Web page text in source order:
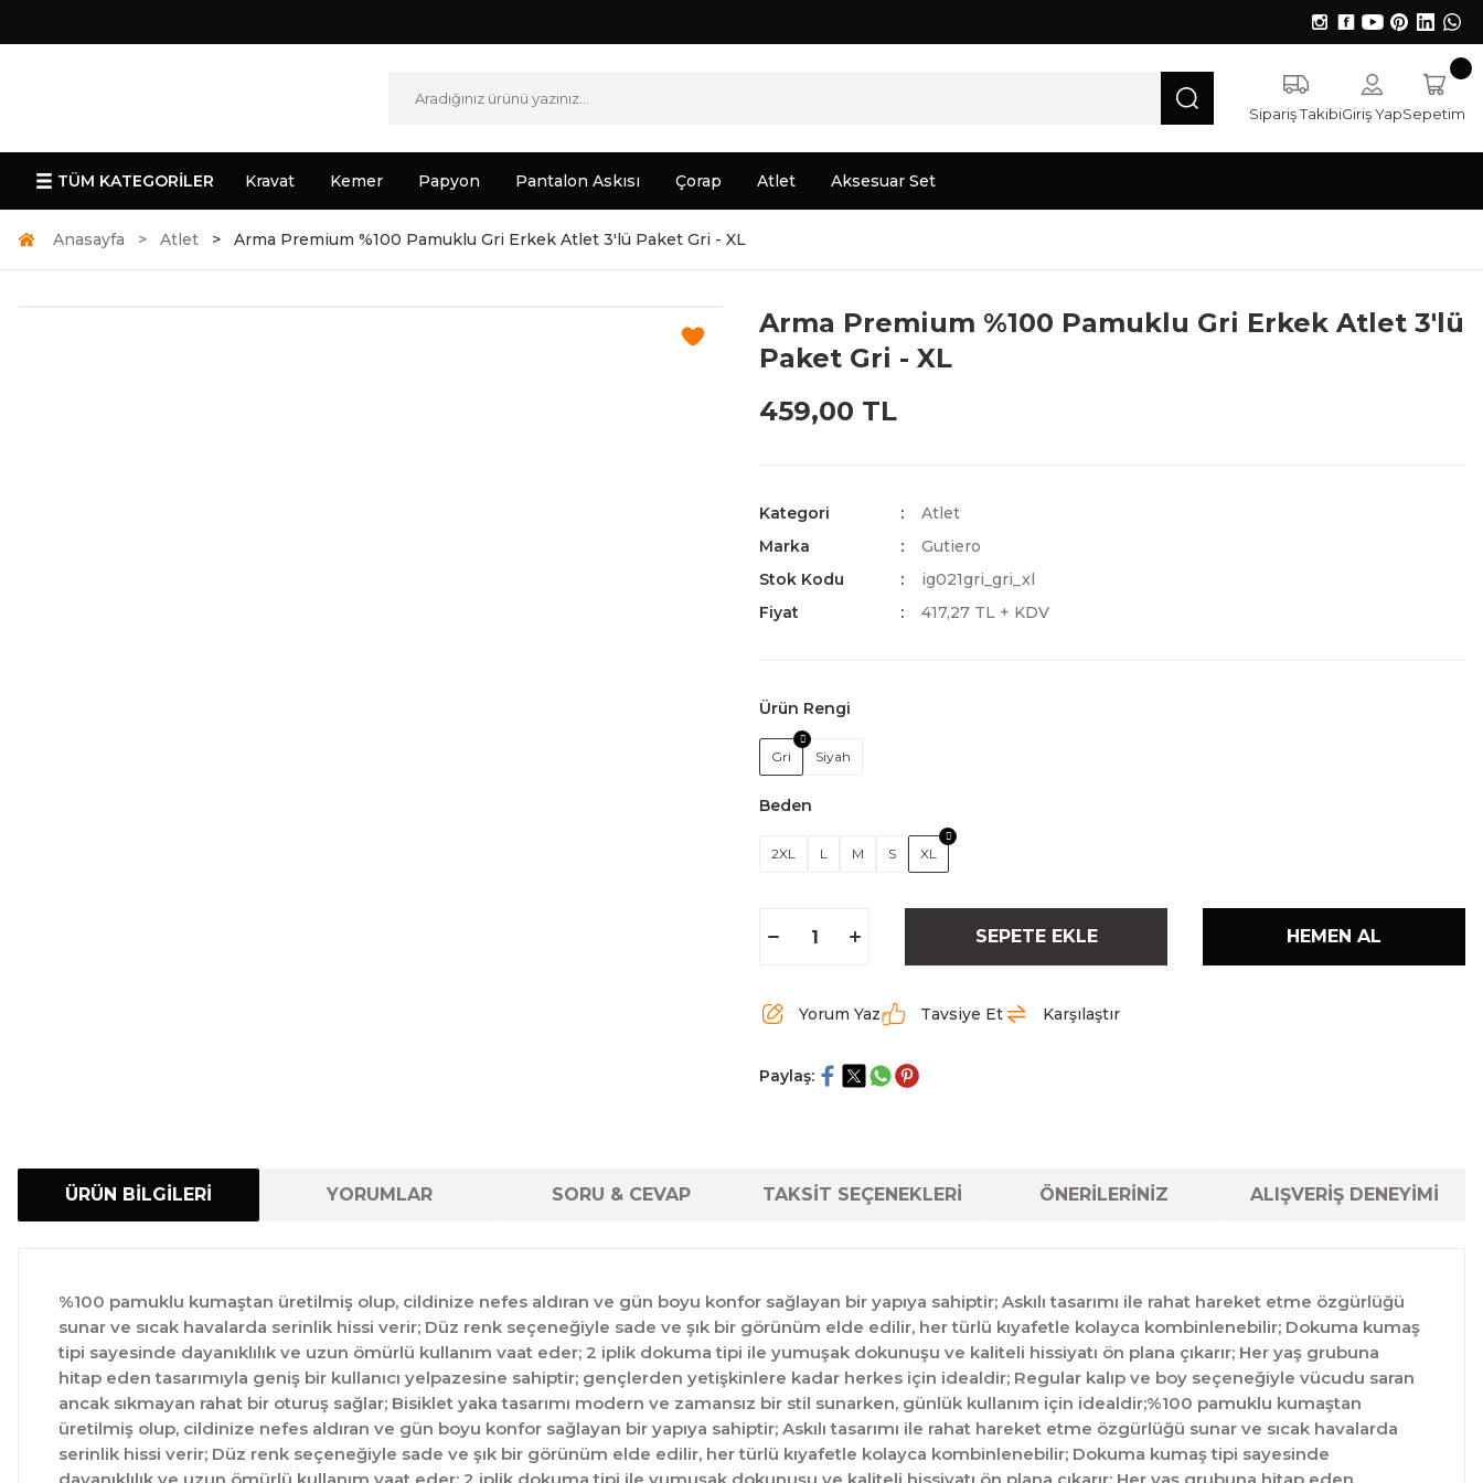
Sipariş TakibiGiriş YapSepetim
TÜM KATEGORİLER Kravat Kemer Papyon Pantalon Askısı Çorap Atlet Aksesuar Set
Anasayfa Atlet Arma Premium %100 Pamuklu Gri Erkek Atlet 3'lü Paket Gri - XL
Arma Premium %100 Pamuklu Gri Erkek Atlet 3'lü
Paket Gri - XL
459,00 TL
Kategori
Atlet
Marka
Gutiero
Stok Kodu
ig021gri_gri_xl
Fiyat
417,27 TL + KDV
Ürün Rengi
Gri Siyah
Beden
2XL L M S XL
SEPETE EKLE HEMEN AL
Yorum Yaz Tavsiye Et Karşılaştır
Paylaş:
ÜRÜN BİLGİLERİ YORUMLAR SORU & CEVAP TAKSİT SEÇENEKLERİ ÖNERİLERİNİZ ALIŞVERİŞ DENEYİMİ
%100 pamuklu kumaştan üretilmiş olup, cildinize nefes aldıran ve gün boyu konfor sağlayan bir yapıya sahiptir; Askılı tasarımı ile rahat hareket etme özgürlüğü
sunar ve sıcak havalarda serinlik hissi verir; Düz renk seçeneğiyle sade ve şık bir görünüm elde edilir, her türlü kıyafetle kolayca kombinlenebilir; Dokuma kumaş
tipi sayesinde dayanıklılık ve uzun ömürlü kullanım vaat eder; 2 iplik dokuma tipi ile yumuşak dokunuşu ve kaliteli hissiyatı ön plana çıkarır; Her yaş grubuna
hitap eden tasarımıyla geniş bir kullanıcı yelpazesine sahiptir; gençlerden yetişkinlere kadar herkes için idealdir; Regular kalıp ve boy seçeneğiyle vücudu saran
ancak sıkmayan rahat bir oturuş sağlar; Bisiklet yaka tasarımı modern ve zamansız bir stil sunarken, günlük kullanım için idealdir;%100 pamuklu kumaştan
üretilmiş olup, cildinize nefes aldıran ve gün boyu konfor sağlayan bir yapıya sahiptir; Askılı tasarımı ile rahat hareket etme özgürlüğü sunar ve sıcak havalarda
serinlik hissi verir; Düz renk seçeneğiyle sade ve şık bir görünüm elde edilir, her türlü kıyafetle kolayca kombinlenebilir; Dokuma kumaş tipi sayesinde